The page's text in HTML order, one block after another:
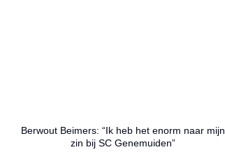
Berwout Beimers: “Ik heb het enorm naar mijn
zin bij SC Genemuiden”